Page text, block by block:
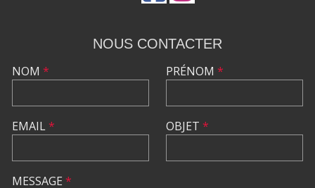
NOUS CONTACTER
NOM *
EMAIL*
PRÉNOM *
OBJET *
MESSAGE *